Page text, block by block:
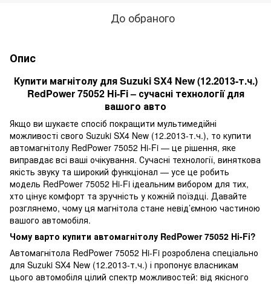
До обраного
Опис
Купити магнітолу для Suzuki SX4 New (12.2013-т.ч.)
RedPower 75052 Hi-Fi – сучасні технології для
вашого авто
Якщо ви шукаєте спосіб покращити мультимедійні
можливості свого Suzuki SX4 New (12.2013-т.ч.), то купити
автомагнітолу RedPower 75052 Hi-Fi — це рішення, яке
виправдає всі ваші очікування. Сучасні технології, виняткова
якість звуку та широкий функціонал — усе це робить
модель RedPower 75052 Hi-Fi ідеальним вибором для тих,
хто цінує комфорт та зручність у кожній поїздці. Давайте
розглянемо, чому ця магнітола стане невід’ємною частиною
вашого автомобіля.
Чому варто купити автомагнітолу RedPower 75052 Hi-Fi?
Автомагнітола RedPower 75052 Hi-Fi розроблена спеціально
для Suzuki SX4 New (12.2013-т.ч.) і пропонує власникам
цього автомобіля цілий спектр можливостей: від якісного